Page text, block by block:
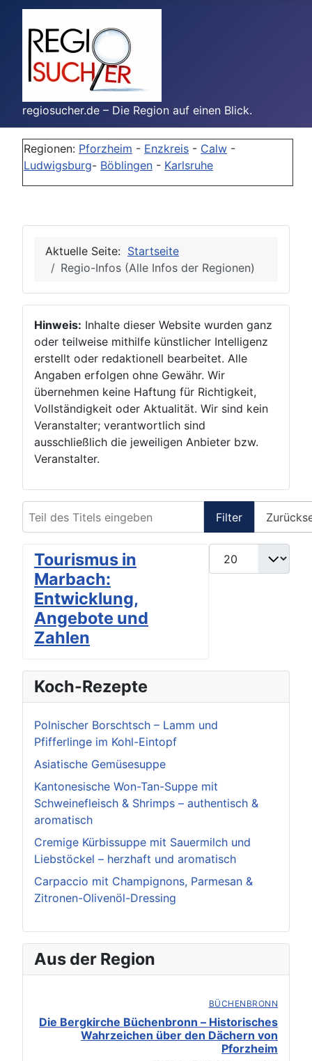
regiosucher.de – Die Region auf einen Blick.
Regionen: Pforzheim - Enzkreis - Calw -
Ludwigsburg- Böblingen - Karlsruhe
Aktuelle Seite: Startseite
Regio-Infos (Alle Infos der Regionen)
Hinweis: Inhalte dieser Website wurden ganz
oder teilweise mithilfe künstlicher Intelligenz
erstellt oder redaktionell bearbeitet. Alle
Angaben erfolgen ohne Gewähr. Wir
übernehmen keine Haftung für Richtigkeit,
Vollständigkeit oder Aktualität. Wir sind kein
Veranstalter; verantwortlich sind
ausschließlich die jeweiligen Anbieter bzw.
Veranstalter.
Filter
Anzeige #
Tourismus in
Marbach:
Entwicklung,
Angebote und
Zahlen
Koch-Rezepte
Polnischer Borschtsch – Lamm und
Pfifferlinge im Kohl-Eintopf
Asiatische Gemüsesuppe
Kantonesische Won-Tan-Suppe mit
Schweinefleisch & Shrimps – authentisch &
aromatisch
Cremige Kürbissuppe mit Sauermilch und
Liebstöckel – herzhaft und aromatisch
Carpaccio mit Champignons, Parmesan &
Zitronen-Olivenöl-Dressing
Aus der Region
BÜCHENBRONN
Die Bergkirche Büchenbronn – Historisches
Wahrzeichen über den Dächern von
Pforzheim